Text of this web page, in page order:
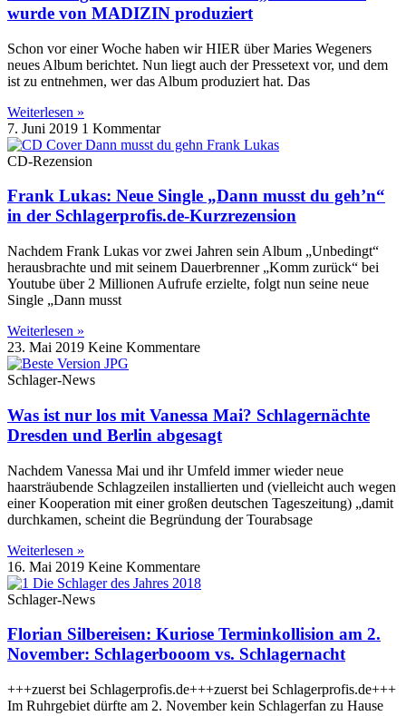
wurde von MADIZIN produziert
Schon vor einer Woche haben wir HIER über Maries Wegeners
neues Album berichtet. Nun liegt auch der Pressetext vor, und dem
ist zu entnehmen, wer das Album produziert hat. Das
Weiterlesen »
7. Juni 2019 1 Kommentar
CD-Rezension
Frank Lukas: Neue Single „Dann musst du geh’n“
in der Schlagerprofis.de-Kurzrezension
Nachdem Frank Lukas vor zwei Jahren sein Album „Unbedingt“
herausbrachte und mit seinem Dauerbrenner „Komm zurück“ bei
Youtube über 2 Millionen Aufrufe erzielte, folgt nun seine neue
Single „Dann musst
Weiterlesen »
23. Mai 2019 Keine Kommentare
Schlager-News
Was ist nur los mit Vanessa Mai? Schlagernächte
Dresden und Berlin abgesagt
Nachdem Vanessa Mai und ihr Umfeld immer wieder neue
haarsträubende Schlagzeilen installierten und (vielleicht auch wegen
einer Kooperation mit einer großen deutschen Tageszeitung) „damit
durchkamen, scheint die Begründung der Tourabsage
Weiterlesen »
16. Mai 2019 Keine Kommentare
Schlager-News
Florian Silbereisen: Kuriose Terminkollision am 2.
November: Schlagerbooom vs. Schlagernacht
+++zuerst bei Schlagerprofis.de+++zuerst bei Schlagerprofis.de+++
Im Ruhrgebiet dürfte am 2. November kein Schlagerfan zu Hause